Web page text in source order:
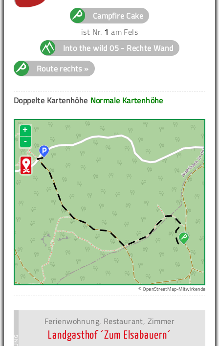
Campfire Cake
ist Nr. 1 am Fels
Into the wild 05 - Rechte Wand
Route rechts »
Normale Kartenhöhe
Doppelte Kartenhöhe
+
-
© OpenStreetMap-Mitwirkende
Ferienwohnung, Restaurant, Zimmer
Landgasthof ´Zum Elsabauern´